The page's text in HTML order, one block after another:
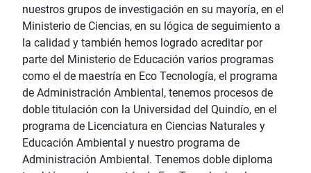
nuestros grupos de investigación en su mayoría, en el
Ministerio de Ciencias, en su lógica de seguimiento a
la calidad y también hemos logrado acreditar por
parte del Ministerio de Educación varios programas
como el de maestría en Eco Tecnología, el programa
de Administración Ambiental, tenemos procesos de
doble titulación con la Universidad del Quindío, en el
programa de Licenciatura en Ciencias Naturales y
Educación Ambiental y nuestro programa de
Administración Ambiental. Tenemos doble diploma